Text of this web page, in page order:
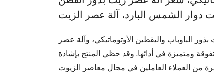
دوار الشمس البارد، آلة عصر الزيت
الباوباب واليقطين الأوتوماتيكي، وآلة عصر
ومتميزة في أدائها. وقد حظي المنتج بإشادة